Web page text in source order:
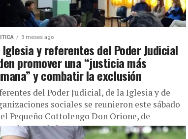
3 meses ago
Iglesia y referentes del Poder Judicial
promover una “justicia más
y combatir la exclusión
del Poder Judicial, de la Iglesia y de
sociales se reunieron este sábado
Pequeño Cottolengo Don Orione, de
una de las...